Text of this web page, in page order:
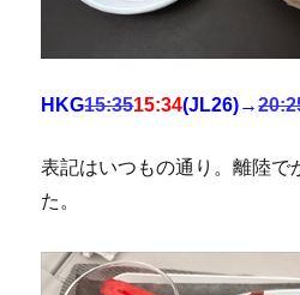
HKG15:3515:34(JL26)→
表記はいつもの通り。離陸で
た。